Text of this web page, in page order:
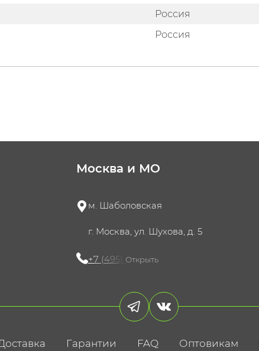
Россия
Россия
Москва и МО
м. Шаболовская
г. Москва, ул. Шухова, д. 5
+7 (495) 721-60-15
Открыть
Гарантии FAQ Оптовикам